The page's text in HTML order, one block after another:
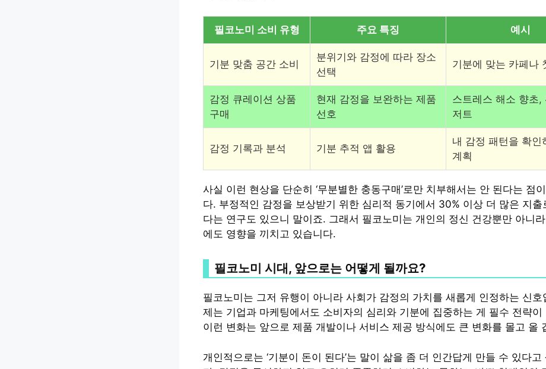
필코노미 소비 유형 주요 특징 예시
기분 맞춤 공간 소비
분위기와 감정에 따라 장소
선택
기분에 맞는 카페나
감정 큐레이션 상품
구매
현재 감정을 보완하는 제품
선호
스트레스 해소 향초,
저트
감정 기록과 분석 기분 추적 앱 활용
내 감정 패턴을 확인
계획
사실 이런 현상을 단순히 ‘무분별한 충동구매’로만 치부해서는 안 된다는 점
다. 부정적인 감정을 보상받기 위한 심리적 동기에서 30% 이상 더 많은 지출
다는 연구도 있으니 말이죠. 그래서 필코노미는 개인의 정신 건강뿐만 아니
에도 영향을 끼치고 있습니다.
필코노미 시대, 앞으로는 어떻게 될까요?
필코노미는 그저 유행이 아니라 사회가 감정의 가치를 새롭게 인정하는 신호
제는 기업과 마케팅에서도 소비자의 심리와 기분에 집중하는 게 필수 전략이
이런 변화는 앞으로 제품 개발이나 서비스 제공 방식에도 큰 변화를 몰고 올
개인적으로는 ‘기분이 돈이 된다’는 말이 삶을 좀 더 인간답게 만들 수 있다고